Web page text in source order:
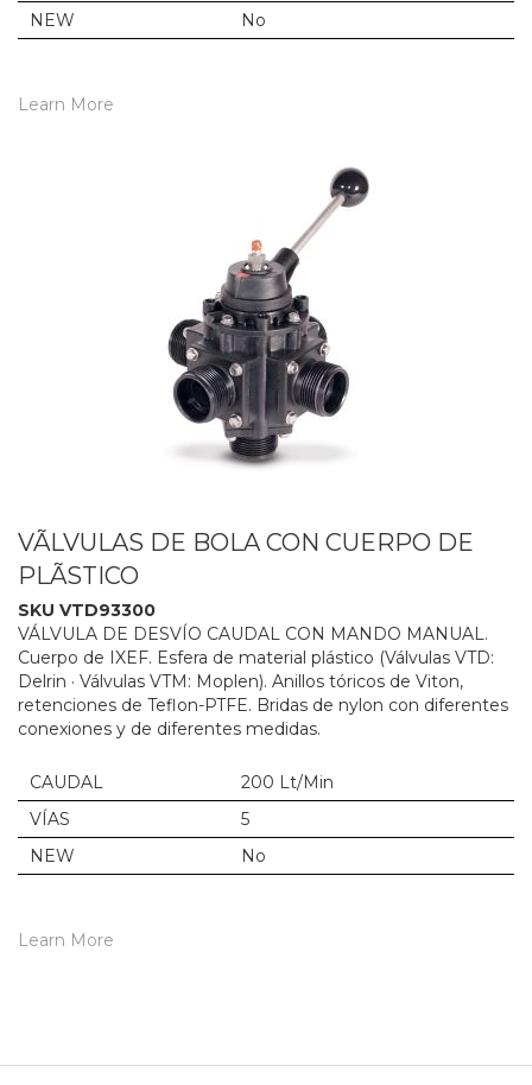
NEW
No
Learn More
VÃLVULAS DE BOLA CON CUERPO DE
PLÃSTICO
SKU VTD93300
VÁLVULA DE DESVÍO CAUDAL CON MANDO MANUAL.
Cuerpo de IXEF. Esfera de material plástico (Válvulas VTD:
Delrin · Válvulas VTM: Moplen). Anillos tóricos de Viton,
retenciones de Teflon-PTFE. Bridas de nylon con diferentes
conexiones y de diferentes medidas.
CAUDAL
200 Lt/Min
VÍAS
5
NEW
No
Learn More